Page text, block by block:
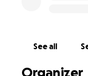
See all
Organizer